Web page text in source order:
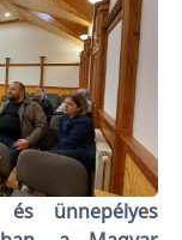
ünnepélyes